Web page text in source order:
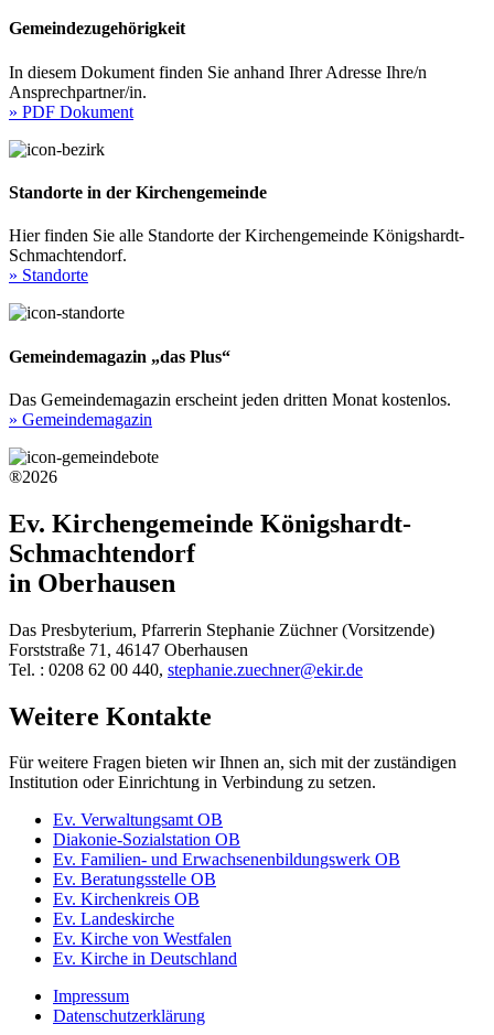
Gemeindezugehörigkeit
In diesem Dokument finden Sie anhand Ihrer Adresse Ihre/n
Ansprechpartner/in.
» PDF Dokument
Standorte in der Kirchengemeinde
Hier finden Sie alle Standorte der Kirchengemeinde Königshardt-
Schmachtendorf.
» Standorte
Gemeindemagazin „das Plus“
Das Gemeindemagazin erscheint jeden dritten Monat kostenlos.
» Gemeindemagazin
®2026
Ev. Kirchengemeinde Königshardt-
Schmachtendorf
in Oberhausen
Das Presbyterium, Pfarrerin Stephanie Züchner (Vorsitzende)
Forststraße 71, 46147 Oberhausen
Tel. : 0208 62 00 440, stephanie.zuechner@ekir.de
Weitere Kontakte
Für weitere Fragen bieten wir Ihnen an, sich mit der zuständigen
Institution oder Einrichtung in Verbindung zu setzen.
Ev. Verwaltungsamt OB
Diakonie-Sozialstation OB
Ev. Familien- und Erwachsenenbildungswerk OB
Ev. Beratungsstelle OB
Ev. Kirchenkreis OB
Ev. Landeskirche
Ev. Kirche von Westfalen
Ev. Kirche in Deutschland
Impressum
Datenschutzerklärung